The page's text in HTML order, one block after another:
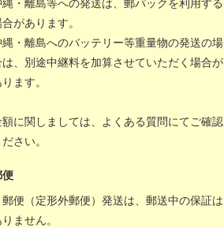
縄・離島等への発送は、郵パックを利用する
があります。
縄・離島へのバッテリー等重量物の発送の場
は、別途中継料を加算させていただく場合が
ます。
額に関しましては、 よくある質問にてご確認
ださい。
便
便（定形外郵便）発送は、郵送中の保証は
ません。